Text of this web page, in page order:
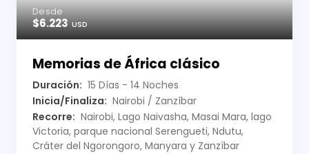
Desde
$6.223USD
Memorias de África clásico
Duración: 15 Días - 14 Noches
Inicia/Finaliza: Nairobi / Zanzíbar
Recorre: Nairobi, Lago Naivasha, Masai Mara, lago
Victoria, parque nacional Serengueti, Ndutu,
Cráter del Ngorongoro, Manyara y Zanzíbar